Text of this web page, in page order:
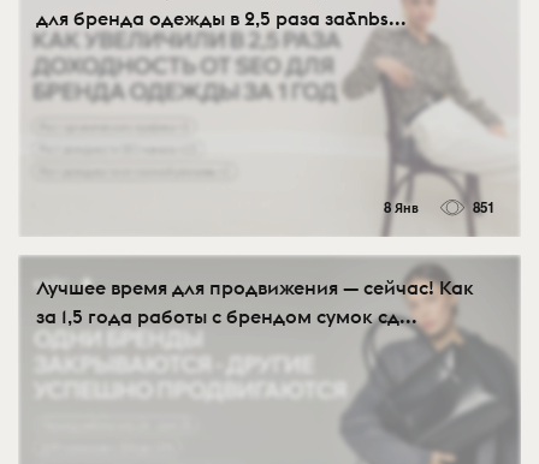
для бренда одежды в 2,5 раза за&nbs...
8 Янв 851
Лучшее время для продвижения — сейчас! Как
за 1,5 года работы с брендом сумок сд...